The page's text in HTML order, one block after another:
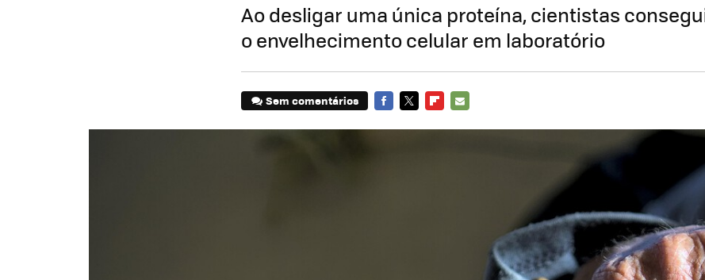
Ao desligar uma única proteína, cientistas
o envelhecimento celular em laboratório
Sem comentários